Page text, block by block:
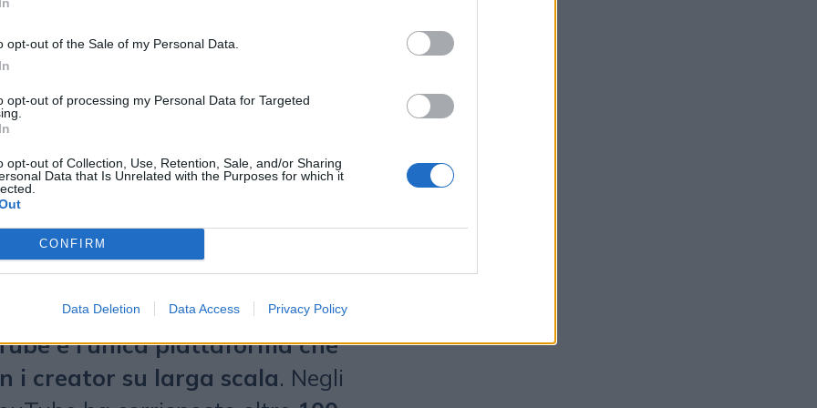
opt-out of the Sale of my Personal Data.
opt-out of processing my Personal Data for Targeted
opt-out of Collection, Use, Retention, Sale, and/or Sharing
Data that Is Unrelated with the Purposes for which it
CONFIRM
Data Deletion Data Access Privacy Policy
sempre più creator
mentalità imprenditoriale,
studi di produzione.
spazi con dimensioni da studio
nuovi formati e
innovative e di altissima qualità.
evoluzione: in Italia
canali con più di 10.000 iscritti e
su anno dei canali che
più cifre. Tutto questo è
è l’unica piattaforma che
i creator su larga scala. Negli